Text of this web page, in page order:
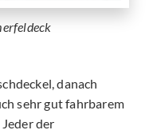
danach
sehr gut fahrbarem
der